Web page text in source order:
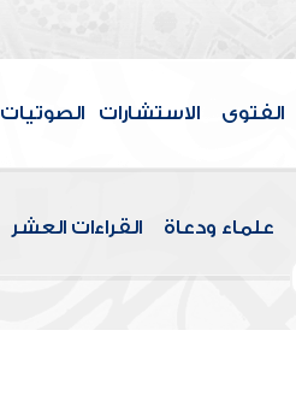
الفتوى الاستشارات الصوتيات
علماء ودعاة القراءات العشر